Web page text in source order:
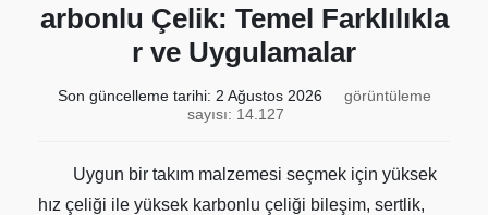
arbonlu Çelik: Temel Farklılıkla
r ve Uygulamalar
Son güncelleme tarihi: 2 Ağustos 2026
görüntüleme
sayısı: 14.127
Uygun bir takım malzemesi seçmek için yüksek
hız çeliği ile yüksek karbonlu çeliği bileşim, sertlik,